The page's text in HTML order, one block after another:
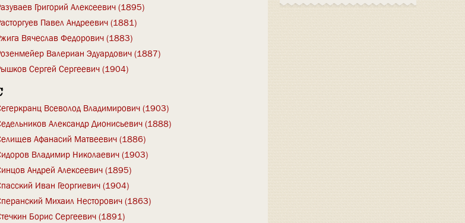
Григорий Алексеевич (1895)
Павел Андреевич (1881)
Вячеслав Федорович (1883)
Валериан Эдуардович (1887)
Сергей Сергеевич (1904)
Всеволод Владимирович (1903)
Александр Дионисьевич (1888)
Афанасий Матвеевич (1886)
Владимир Николаевич (1903)
Андрей Алексеевич (1895)
Иван Георгиевич (1904)
Михаил Несторович (1863)
Борис Сергеевич (1891)